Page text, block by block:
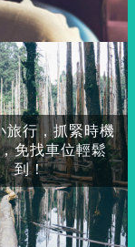
旅行，抓緊時機
免找車位輕鬆
到！